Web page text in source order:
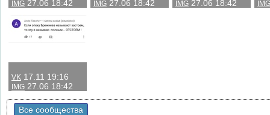
IMG 27.06 18:42 IMG 27.06 18:42 IMG 27.06 18:42 IMG
VK 17.11 19:16
IMG 27.06 18:42
Все сообщества